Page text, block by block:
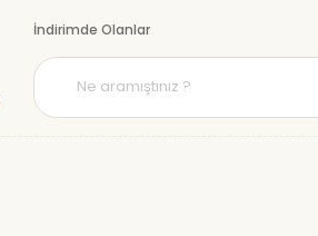
İndirimde Olanlar